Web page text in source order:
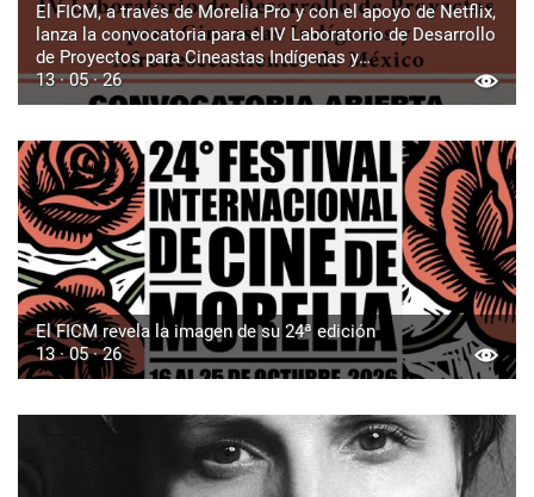
El FICM, a través de Morelia Pro y con el apoyo de Netflix,
lanza la convocatoria para el IV Laboratorio de Desarrollo
de Proyectos para Cineastas Indígenas y
Afrodescendientes de México
13 · 05 · 26
El FICM revela la imagen de su 24ª edición
13 · 05 · 26